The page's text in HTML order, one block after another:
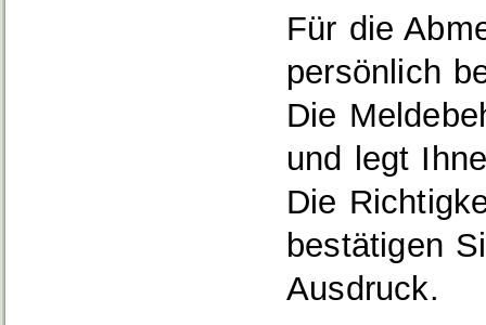
Für die
persönlich
Die
und legt
Die
bestätigen
Ausdruck.